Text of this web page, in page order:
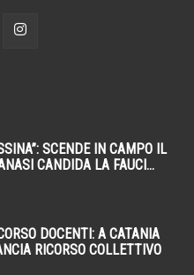
SCENDE IN CAMPO IL
CANDIDA LA FAUCI...
DOCENTI: A CATANIA
RICORSO COLLETTIVO